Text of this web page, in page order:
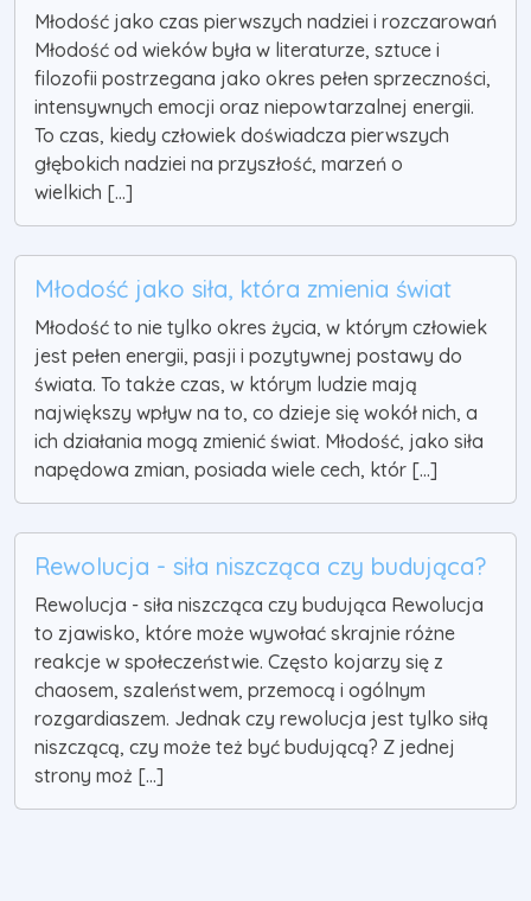
Młodość jako czas pierwszych nadziei i rozczarowań
Młodość od wieków była w literaturze, sztuce i
filozofii postrzegana jako okres pełen sprzeczności,
intensywnych emocji oraz niepowtarzalnej energii.
To czas, kiedy człowiek doświadcza pierwszych
głębokich nadziei na przyszłość, marzeń o
wielkich [...]
Młodość jako siła, która zmienia świat
Młodość to nie tylko okres życia, w którym człowiek
jest pełen energii, pasji i pozytywnej postawy do
świata. To także czas, w którym ludzie mają
największy wpływ na to, co dzieje się wokół nich, a
ich działania mogą zmienić świat. Młodość, jako siła
napędowa zmian, posiada wiele cech, któr [...]
Rewolucja - siła niszcząca czy budująca?
Rewolucja - siła niszcząca czy budująca Rewolucja
to zjawisko, które może wywołać skrajnie różne
reakcje w społeczeństwie. Często kojarzy się z
chaosem, szaleństwem, przemocą i ogólnym
rozgardiaszem. Jednak czy rewolucja jest tylko siłą
niszczącą, czy może też być budującą? Z jednej
strony moż [...]